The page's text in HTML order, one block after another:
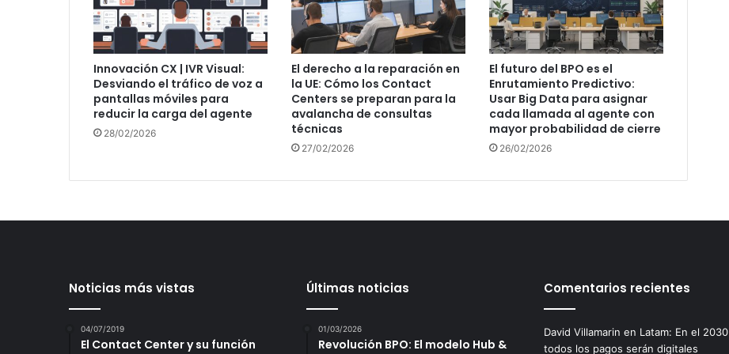
Innovación CX | IVR Visual:
Desviando el tráfico de voz a
pantallas móviles para
reducir la carga del agente
28/02/2026
El derecho a la reparación en
la UE: Cómo los Contact
Centers se preparan para la
avalancha de consultas
técnicas
27/02/2026
El futuro del BPO es el
Enrutamiento Predictivo:
Usar Big Data para asignar
cada llamada al agente con
mayor probabilidad de cierre
26/02/2026
Noticias más vistas
04/07/2019
El Contact Center y su función
Últimas noticias
01/03/2026
Revolución BPO: El modelo Hub &
Comentarios recientes
David Villamarin en Latam: En el 2030
todos los pagos serán digitales